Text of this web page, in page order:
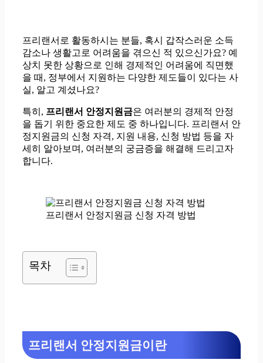
프리랜서로 활동하시는 분들, 혹시 갑작스러운 소득
감소나 생활고로 어려움을 겪으신 적 있으신가요? 예
상치 못한 상황으로 인해 경제적인 어려움에 직면했
을 때, 정부에서 지원하는 다양한 제도들이 있다는 사
실, 알고 계셨나요?
특히, 프리랜서 안정지원금은 여러분의 경제적 안정
을 돕기 위한 중요한 제도 중 하나입니다. 프리랜서 안
정지원금의 신청 자격, 지원 내용, 신청 방법 등을 자
세히 알아보며, 여러분의 궁금증을 해결해 드리고자
합니다.
프리랜서 안정지원금 신청 자격 방법
목차
프리랜서 안정지원금이란